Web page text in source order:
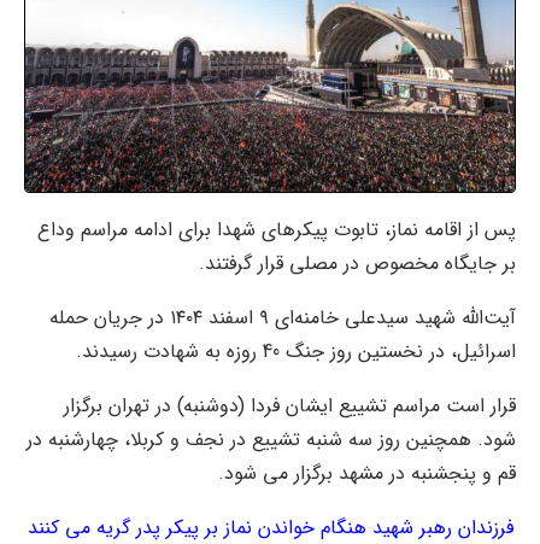
پس از اقامه نماز، تابوت پیکرهای شهدا برای ادامه مراسم وداع
بر جایگاه مخصوص در مصلی قرار گرفتند.
آیت‌الله شهید سیدعلی خامنه‌ای ۹ اسفند ۱۴۰۴ در جریان حمله
اسرائیل، در نخستین روز جنگ 40 روزه به شهادت رسیدند.
قرار است مراسم تشییع ایشان فردا (دوشنبه) در تهران برگزار
شود. همچنین روز سه شنبه تشییع در نجف و کربلا، چهارشنبه در
قم و پنجشنبه در مشهد برگزار می شود.
فرزندان رهبر شهید هنگام خواندن نماز بر پیکر پدر گریه می کنند